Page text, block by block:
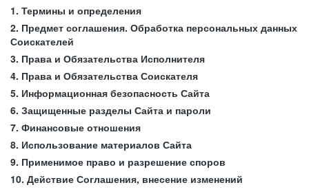
1. Термины и определения
2. Предмет соглашения. Обработка персональных данных
Соискателей
3. Права и Обязательства Исполнителя
4. Права и Обязательства Соискателя
5. Информационная безопасность Сайта
6. Защищенные разделы Сайта и пароли
7. Финансовые отношения
8. Использование материалов Сайта
9. Применимое право и разрешение споров
10. Действие Соглашения, внесение изменений